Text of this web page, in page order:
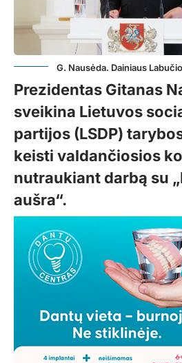
G. Nausėda. Dainiaus
Prezidentas Gitanas
sveikina Lietuvos
partijos (LSDP)
keisti valdančiosios
nutraukiant darbą su
aušra“.